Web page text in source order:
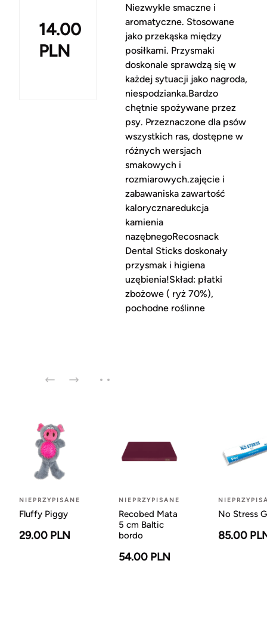
14.00
PLN
Niezwykle smaczne i
aromatyczne. Stosowane
jako przekąska między
posiłkami. Przysmaki
doskonale sprawdzą się w
każdej sytuacji jako nagroda,
niespodzianka.Bardzo
chętnie spożywane przez
psy. Przeznaczone dla psów
wszystkich ras, dostępne w
różnych wersjach
smakowych i
rozmiarowych.zajęcie i
zabawaniska zawartość
kalorycznaredukcja
kamienia
nazębnegoRecosnack
Dental Sticks doskonały
przysmak i higiena
uzębienia!Skład: płatki
zbożowe ( ryż 70%),
pochodne roślinne
NIEPRZYPISANE
Fluffy Piggy
29.00 PLN
NIEPRZYPISANE
Recobed Mata
5 cm Baltic
bordo
54.00 PLN
No Stress
85.00